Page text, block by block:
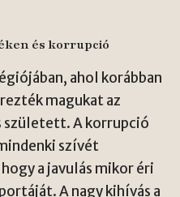
és korrupció
ahol korábban
magukat az
született. A korrupció
szívét
a javulás mikor éri
A nagy kihívás a